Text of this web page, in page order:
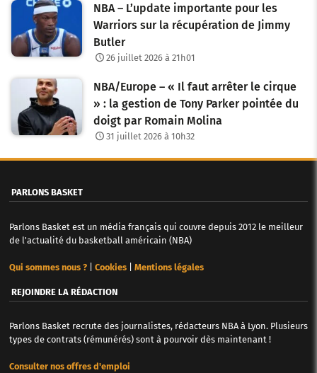
NBA – L’update importante pour les
Warriors sur la récupération de Jimmy
Butler
26 juillet 2026 à 21h01
NBA/Europe – « Il faut arrêter le cirque
» : la gestion de Tony Parker pointée du
doigt par Romain Molina
31 juillet 2026 à 10h32
PARLONS BASKET
Parlons Basket est un média français qui couvre depuis 2012 le meilleur
de l'actualité du basketball américain (NBA)
Qui sommes nous ?| Cookies| Mentions légales
REJOINDRE LA RÉDACTION
Parlons Basket recrute des journalistes, rédacteurs NBA à Lyon. Plusieurs
types de contrats (rémunérés) sont à pourvoir dès maintenant !
Consulter nos offres d'emploi